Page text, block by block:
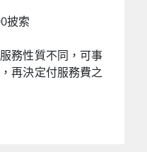
披索
務性質不同，可事
再決定付服務費之